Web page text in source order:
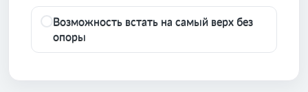
Возможность встать на самый верх без
опоры